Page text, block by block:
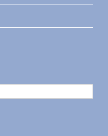
werden